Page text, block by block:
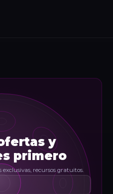
y
primero
exclusivas, recursos gratuitos.